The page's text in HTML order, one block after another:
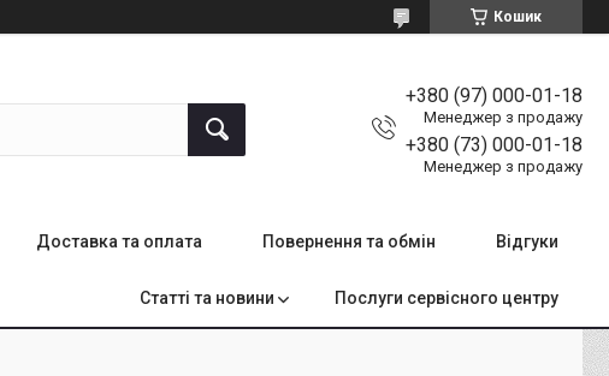
Кошик
+380 (97) 000-01-18
Менеджер з продажу
+380 (73) 000-01-18
Менеджер з продажу
Доставка та оплата Повернення та обмін Відгуки
Статті та новини Послуги сервісного центру